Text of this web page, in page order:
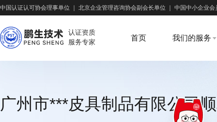
中国认证认可协会理事单位 北京企业管理咨询协会副会长单位 中国中小企业会
认证资质
服务专家
首页 我们的服务
广州市***皮具制品有限公司